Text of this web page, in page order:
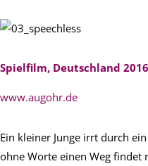
Spielfilm, Deutschland
www.augohr.de
Ein kleiner Junge irrt durch
ohne Worte einen Weg